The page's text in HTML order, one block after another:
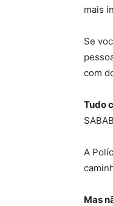
mais
Se
com
Tudo
A
Mas